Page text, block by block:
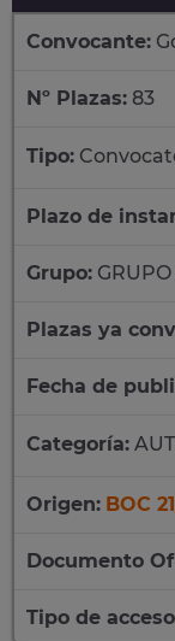
Convocante:
Nº Plazas: 83
Tipo:
Plazo de
Grupo: GRUPO
Plazas ya
Fecha de
Categoría:
Origen: BOC
Documento
Tipo de